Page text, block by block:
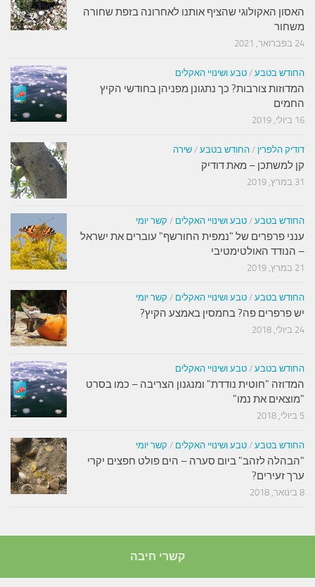
האסון האקולוגי שהציף אותנו לאחרונה בזפת שחורה
משחור
24 בפברואר, 2021
החודש בטבע / טבע ושינויי האקלים
המדוזות צורבות? כך נתגונן מפניהן בחודשי הקיץ
החמים
16 ביולי, 2019
דודיק הלפרין / החודש בטבע / שירה
קן למשתכן – מאת דודיק
31 במרץ, 2019
החודש בטבע / טבע ושינויי האקלים / קשר יומי
ענני פרפרים של "נמפית החורשף" עוברים את ישראל
– הנודד האולטימטיבי
21 במרץ, 2019
החודש בטבע / טבע ושינויי האקלים / קשר יומי
יש פרפרים פה? בחמסין באמצע הקיץ?
24 ביולי, 2018
החודש בטבע / טבע ושינויי האקלים
המדוזה "חוטית נודדת" ומנגנון הצריבה – כמו בסרט
"מוצאים את נמו"
5 ביולי, 2018
החודש בטבע / טבע ושינויי האקלים / קשר יומי
"הבהלה לזהב" ביום סערה – הים פולט חפצים יקרי
ערך זעירים?
8 בינואר, 2018
קשרי חיבה